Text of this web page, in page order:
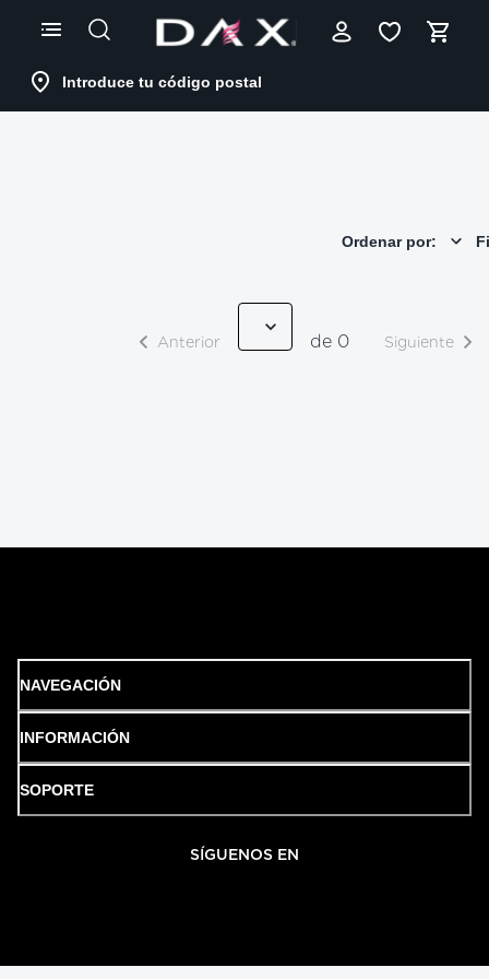
Introduce tu código postal
Ordenar por:
Anterior de 0 Siguiente
NAVEGACIÓN
INFORMACIÓN
SOPORTE
SÍGUENOS EN